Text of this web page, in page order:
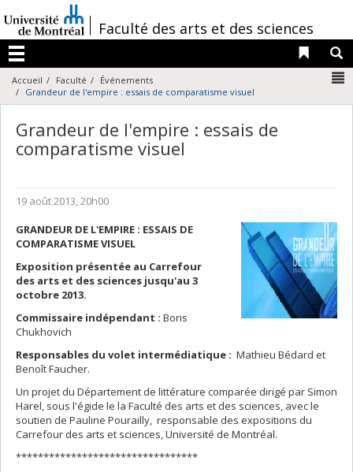
au
contenu
/Faculté des arts et des sciences
Menu
Liens
Accueil Faculté
Événements
Grandeur de l'empire : essais de comparatisme visuel
Grandeur de l'empire : essais de
comparatisme visuel
19 août 2013, 20h00
GRANDEUR DE L'EMPIRE : ESSAIS DE
COMPARATISME VISUEL
Exposition présentée au Carrefour
des arts et des sciences jusqu'au 3
octobre 2013.
Commissaire indépendant : Boris
Chukhovich
Responsables du volet intermédiatique : Mathieu Bédard et
Benoît Faucher.
Un projet du Département de littérature comparée dirigé par Simon
Harel, sous l'égide le la Faculté des arts et des sciences, avec le
soutien de Pauline Pourailly, responsable des expositions du
Carrefour des arts et sciences, Université de Montréal.
*********************************